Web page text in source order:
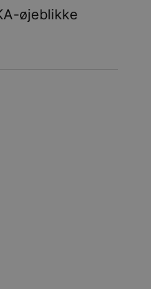
afgifter.
nævnt ovenfor er
øjeblikke